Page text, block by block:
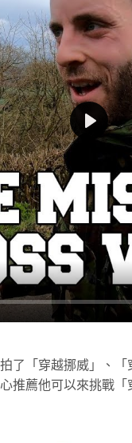
Play
了「穿越挪威」、
推薦他可以來挑戰「